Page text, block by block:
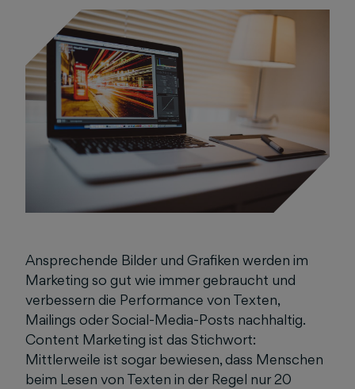
Ansprechende Bilder und Grafiken werden im
Marketing so gut wie immer gebraucht und
verbessern die Performance von Texten,
Mailings oder Social-Media-Posts nachhaltig.
Content Marketing ist das Stichwort:
Mittlerweile ist sogar bewiesen, dass Menschen
beim Lesen von Texten in der Regel nur 20